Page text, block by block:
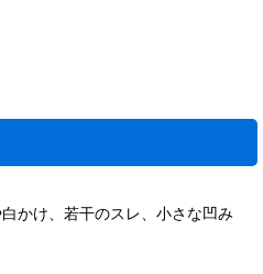
かけ、若干のスレ、小さな凹み